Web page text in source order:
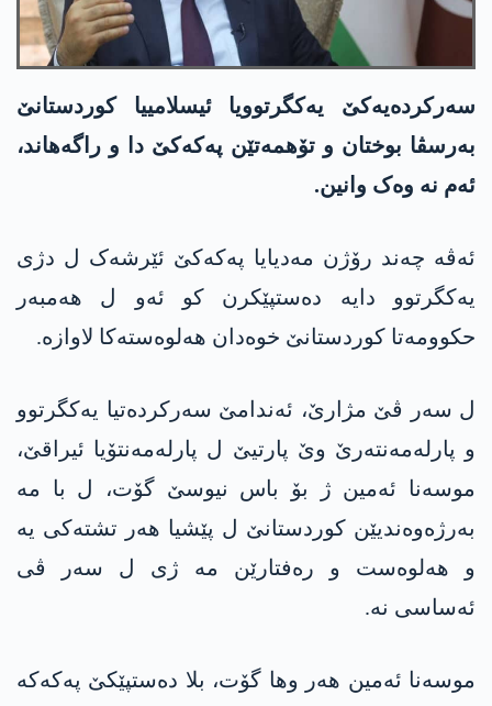
سەرکردەیەکێ یەکگرتوویا ئیسلامییا کوردستانێ
بەرسڤا بوختان و تۆھمەتێن پەکەکێ دا و راگەھاند،
ئەم نە وەک وانین.
ئەڤە چەند رۆژن مەدیایا پەکەکێ ئێرشەک ل دژی
یەکگرتوو دایە دەستپێکرن کو ئەو ل ھەمبەر
حکوومەتا کوردستانێ خوەدان ھەلوەستەکا لاوازە.
ل سەر ڤێ مژارێ، ئەندامێ سەرکردەتیا یەکگرتوو
و پارلەمەنتەرێ وێ پارتیێ ل پارلەمەنتۆیا ئیراقێ،
موسەنا ئەمین ژ بۆ باس نیوسێ گۆت، ل با مە
بەرژەوەندیێن کوردستانێ ل پێشیا ھەر تشتەکی یە
و ھەلوەست و رەفتارێن مە ژی ل سەر ڤی
ئەساسی نە.
موسەنا ئەمین ھەر وھا گۆت، بلا دەستپێکێ پەکەکە